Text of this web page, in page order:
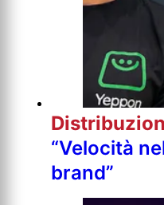
“Velocità
brand”